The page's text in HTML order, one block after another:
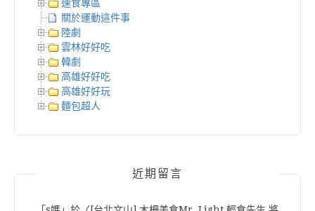
速食專區
關於運動這件事
陸劇
雲林好好吃
韓劇
高雄好好吃
高雄好好玩
麵包超人
近期留言